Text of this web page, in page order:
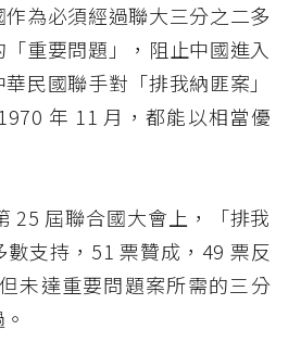
為必須經過聯大三分之二多
重要問題」，阻止中國進入
民國聯手對「排我納匪案」
年 11 月，都能以相當優
25 屆聯合國大會上，「排我
支持，51 票贊成，49 票反
未達重要問題案所需的三分